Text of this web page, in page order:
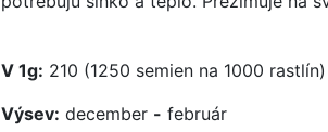
V 1g: 210 (1250 semien na 1000 rastlín)
Výsev: december - február